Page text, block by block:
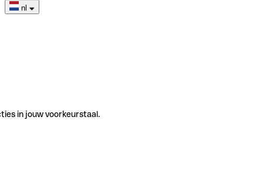
nl
in jouw voorkeurstaal.